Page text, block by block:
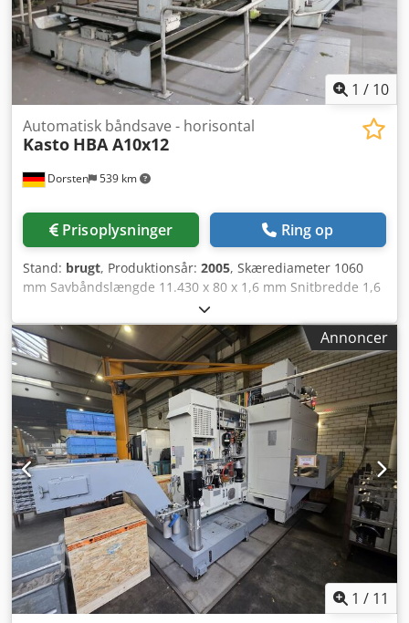
Maskinen er fra et rumfartsinstitut. Fremragende stand.
Med forbehold for fejl og mellemsalg.
1 / 10
Dorsten 539 km
Automatisk båndsave - horisontal
Kasto HBA A10x12
Prisoplysninger Ring op
Stand: brugt, Produktionsår: 2005, Skærediameter 1060
mm Savbåndslængde 11.430 x 80 x 1,6 mm Snitbredde 1,6
mm Skæreområde 1060x1260 mm Styring CNC
Skærehastighed 12-90 m/min Cedpfx Asyqr Utedhsrf
Drivkraft 11 kW Bordbelastning 20 t Maks. snitlængde 6100
mm Totalt effektbehov 20 kW Maskinens vægt ca. 21,1 t
Automatisk indføringslængde 2.100 - 6.100 mm De tekniske
data er oplyst af producenten eller operatøren og er derfor
ikke-bindende for os. Mellemsalg forbeholdes;
udelukkende vores salgs- og forretningsbetingelser er
gældende. Om os mere end 400 egne maskiner på lager
over 15.000 m² lagerplads, krankapacitet 70 t mere end
10.000 tilbehørsartikler til dit værksted Ønsker du at sælge
maskiner, produktionslinjer eller hele din virksomhed, så
kontakt os. Flere tilbud finder du på vores hjemmeside.
Besigtigelse kan ske efter aftale. Vi ser frem til dit besøg.
Dit Markus Hirsch Team
Annoncer
1 / 11